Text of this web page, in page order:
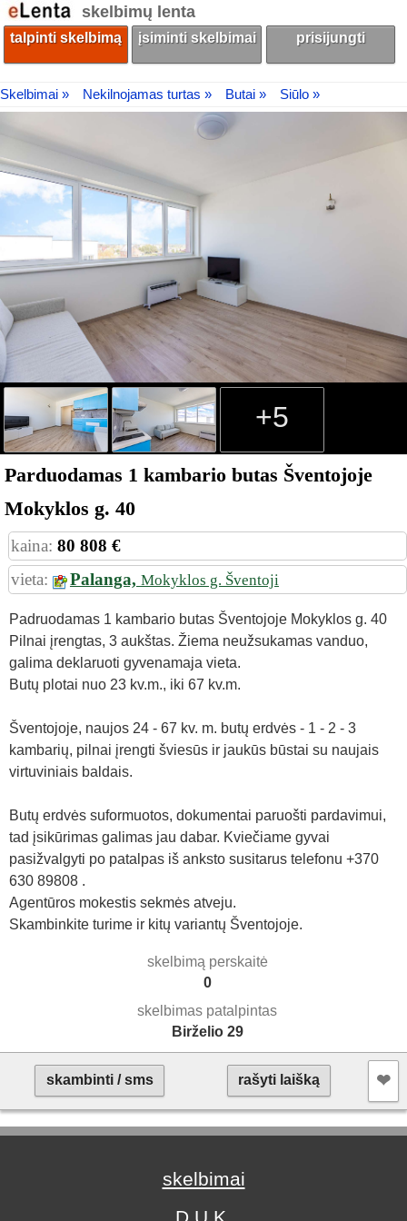
skelbimų lenta
talpinti skelbimą įsiminti skelbimai prisijungti
Skelbimai » Nekilnojamas turtas » Butai » Siūlo »
+5
Parduodamas 1 kambario butas Šventojoje
Mokyklos g. 40
kaina: 80 808 €
vieta:
Palanga, Mokyklos g. Šventoji
Padruodamas 1 kambario butas Šventojoje Mokyklos g. 40
Pilnai įrengtas, 3 aukštas. Žiema neužsukamas vanduo,
galima deklaruoti gyvenamaja vieta.
Butų plotai nuo 23 kv.m., iki 67 kv.m.
Šventojoje, naujos 24 - 67 kv. m. butų erdvės - 1 - 2 - 3
kambarių, pilnai įrengti šviesūs ir jaukūs būstai su naujais
virtuviniais baldais.
Butų erdvės suformuotos, dokumentai paruošti pardavimui,
tad įsikūrimas galimas jau dabar. Kviečiame gyvai
pasižvalgyti po patalpas iš anksto susitarus telefonu +370
630 89808 .
Agentūros mokestis sekmės atveju.
Skambinkite turime ir kitų variantų Šventojoje.
skelbimą perskaitė
0
skelbimas patalpintas
Birželio 29
skambinti / sms rašyti laišką ❤︎
skelbimai
D.U.K.